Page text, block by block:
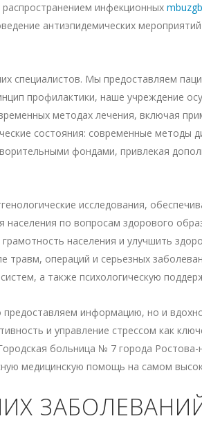
инфекционных
антиэпидемических
специалистов. Мы предоставляем
профилактики, наше учреждение
методах лечения, включая
состояния: современные методы
фондами, привлекая
исследования,
по вопросам здорового
населения и улучшить
травм, операций и серьезных
а также психологическую
информацию, но и
и управление стрессом как
больница № 7 города
медицинскую помощь на самом